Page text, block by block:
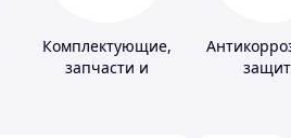
Комплектующие,
запчасти и